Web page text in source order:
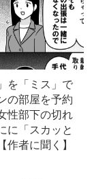
を「ミス」で
の部屋を予約
性部下の切れ
に「スカッと
作者に聞く】